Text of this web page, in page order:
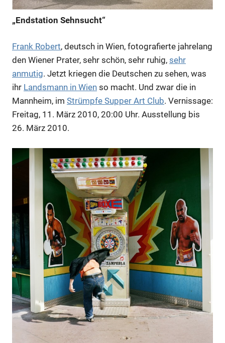
„Endstation Sehnsucht“
Frank Robert, deutsch in Wien, fotografierte jahrelang
den Wiener Prater, sehr schön, sehr ruhig, sehr
anmutig. Jetzt kriegen die Deutschen zu sehen, was
ihr Landsmann in Wien so macht. Und zwar die in
Mannheim, im Strümpfe Supper Art Club. Vernissage:
Freitag, 11. März 2010, 20:00 Uhr. Ausstellung bis
26. März 2010.